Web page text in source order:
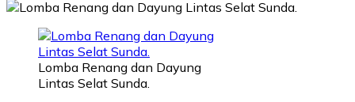
Lomba Renang dan Dayung
Lintas Selat Sunda.